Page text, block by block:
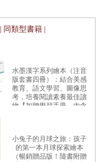
| 同類型書籍 |
水墨漢字系列繪本（注音
版套書四冊）：結合美感
教育、語文學習、圖像思
考，培養閱讀素養最佳讀
物【加贈學習手冊，內含
小兔子的月球之旅：孩子
的第一本月球探索繪本
（暢銷贈品版！隨書附贈